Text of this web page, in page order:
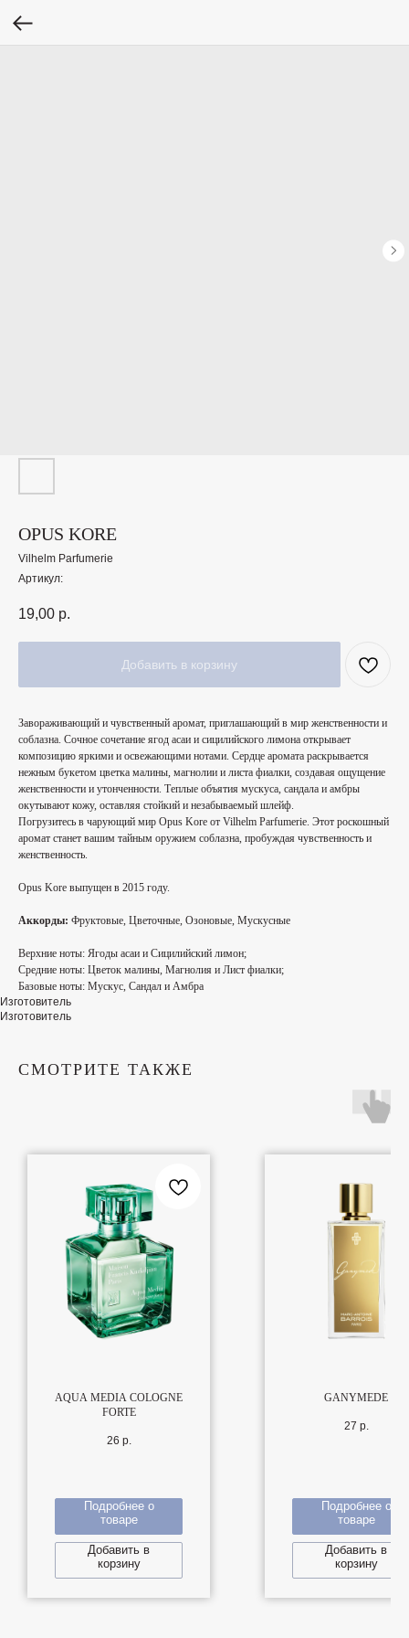
OPUS KORE
Vilhelm Parfumerie
Артикул:
19,00 р.
Добавить в корзину
Завораживающий и чувственный аромат, приглашающий в мир женственности и
соблазна. Сочное сочетание ягод асаи и сицилийского лимона открывает
композицию яркими и освежающими нотами. Сердце аромата раскрывается
нежным букетом цветка малины, магнолии и листа фиалки, создавая ощущение
женственности и утонченности. Теплые объятия мускуса, сандала и амбры
окутывают кожу, оставляя стойкий и незабываемый шлейф.
Погрузитесь в чарующий мир Opus Kore от Vilhelm Parfumerie. Этот роскошный
аромат станет вашим тайным оружием соблазна, пробуждая чувственность и
женственность.
Opus Kore выпущен в 2015 году.
Аккорды: Фруктовые, Цветочные, Озоновые, Мускусные
Верхние ноты: Ягоды асаи и Сицилийский лимон;
Средние ноты: Цветок малины, Магнолия и Лист фиалки;
Базовые ноты: Мускус, Сандал и Амбра
Изготовитель
Изготовитель
СМОТРИТЕ ТАКЖЕ
AQUA MEDIA COLOGNE
FORTE
26 р.
Подробнее о
товаре
Добавить в
корзину
GANYMEDE
27 р.
Подробнее о
товаре
Добавить в
корзину